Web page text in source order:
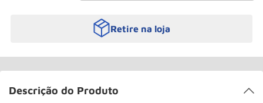
Retire na loja
Descrição do Produto